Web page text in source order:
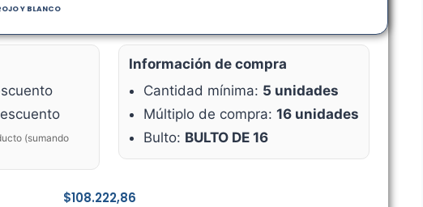
$108.222,86
Y BLANCO
(sumando
Información de compra
Cantidad mínima: 5 unidades
Múltiplo de compra: 16 unidades
Bulto: BULTO DE 16